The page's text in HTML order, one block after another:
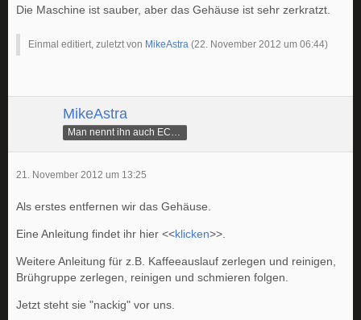
Die Maschine ist sauber, aber das Gehäuse ist sehr zerkratzt.
Einmal editiert, zuletzt von MikeAstra (22. November 2012 um 06:44)
MikeAstra
Man nennt ihn auch ECAMike
21. November 2012 um 13:25
Als erstes entfernen wir das Gehäuse.
Eine Anleitung findet ihr hier <<klicken>>.
Weitere Anleitung für z.B. Kaffeeauslauf zerlegen und reinigen,
Brühgruppe zerlegen, reinigen und schmieren folgen.
Jetzt steht sie "nackig" vor uns.